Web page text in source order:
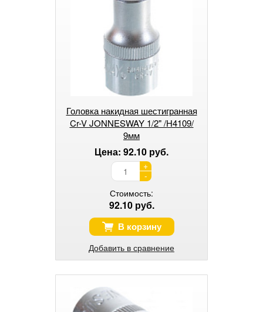
Головка накидная шестигранная
Cr-V JONNESWAY 1/2" /Н4109/
9мм
Цена: 92.10 руб.
+
-
Стоимость:
92.10 руб.
В корзину
Добавить в сравнение